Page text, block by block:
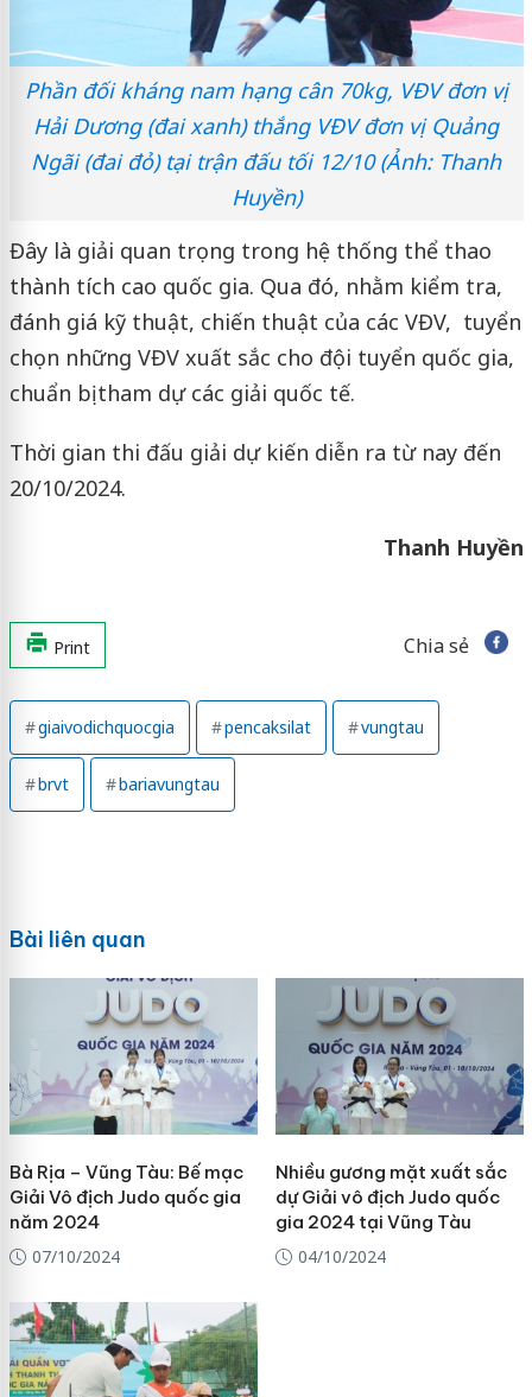
Phần đối kháng nam hạng cân 70kg, VĐV đơn vị
Hải Dương (đai xanh) thắng VĐV đơn vị Quảng
Ngãi (đai đỏ) tại trận đấu tối 12/10 (Ảnh: Thanh
Huyền)
Đây là giải quan trọng trong hệ thống thể thao
thành tích cao quốc gia. Qua đó, nhằm kiểm tra,
đánh giá kỹ thuật, chiến thuật của các VĐV, tuyển
chọn những VĐV xuất sắc cho đội tuyển quốc gia,
chuẩn bị tham dự các giải quốc tế.
Thời gian thi đấu giải dự kiến diễn ra từ nay đến
20/10/2024.
Thanh Huyền
Print Chia sẻ
giaivodichquocgia pencaksilat vungtau
brvt bariavungtau
Bài liên quan
Bà Rịa – Vũng Tàu: Bế mạc
Giải Vô địch Judo quốc gia
năm 2024
07/10/2024
Nhiều gương mặt xuất sắc
dự Giải vô địch Judo quốc
gia 2024 tại Vũng Tàu
04/10/2024